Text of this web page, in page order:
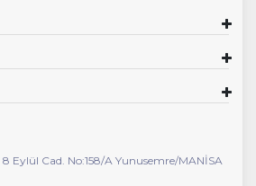
Eylül Cad. No:158/A Yunusemre/MANİSA